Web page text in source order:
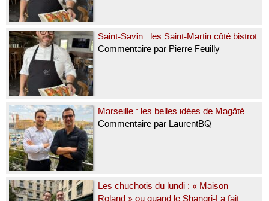
Saint-Savin : les Saint-Martin côté bistrot
Commentaire par Pierre Feuilly
Marseille : les belles idées de Magâté
Commentaire par LaurentBQ
Les chuchotis du lundi : « Maison
Roland » ou quand le Shangri-La fait